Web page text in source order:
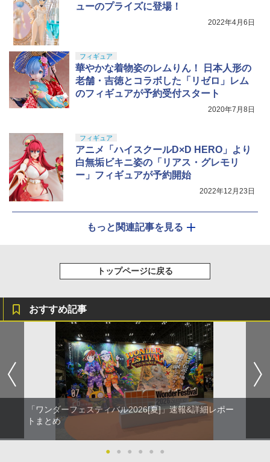
ューのプライズに登場！
2022年4月6日
フィギュア
華やかな着物姿のレムりん！ 日本人形の
老舗・吉徳とコラボした「リゼロ」レム
のフィギュアが予約受付スタート
2020年7月8日
フィギュア
アニメ「ハイスクールD×D HERO」より
白無垢ビキニ姿の「リアス・グレモリ
ー」フィギュアが予約開始
2022年12月23日
もっと関連記事を見る
トップページに戻る
おすすめ記事
「ワンダーフェスティバル2026[夏]」速報&詳細レポー
トまとめ
● ● ● ● ● ●